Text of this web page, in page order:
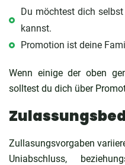
Du möchtest dich
kannst.
Promotion ist deine
Wenn einige der oben
solltest du dich über
Zullasungsvorgaben
Uniabschluss,